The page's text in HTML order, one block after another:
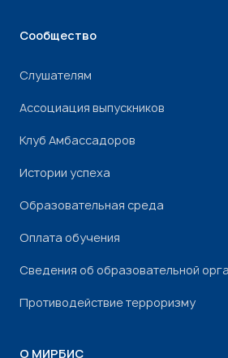
Сообщество
Слушателям
Ассоциация выпускников
Клуб Амбассадоров
Истории успеха
Образовательная среда
Оплата обучения
Сведения об образовательной
Противодействие терроризму
О МИРБИС